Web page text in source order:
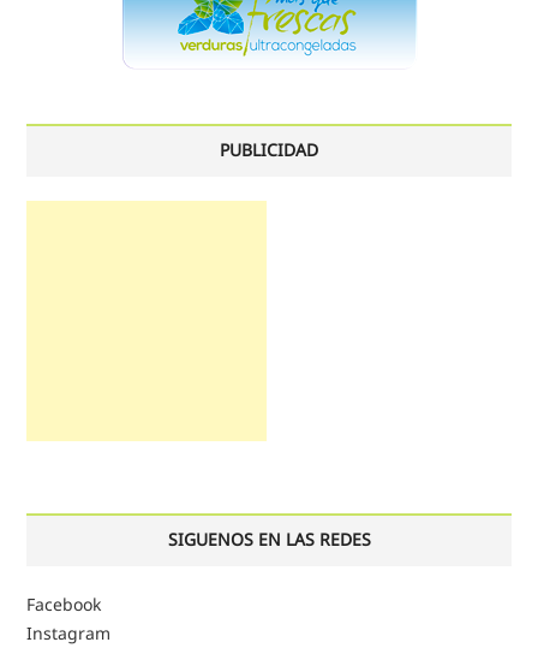
PUBLICIDAD
SIGUENOS EN LAS REDES
Facebook
Instagram